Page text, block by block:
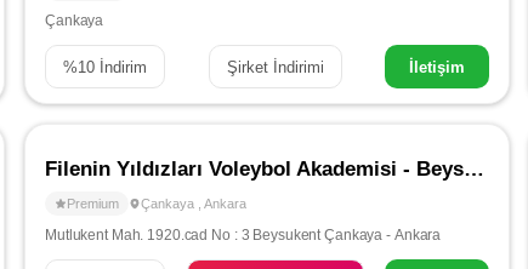
Çankaya
%10 İndirim Şirket İndirimi İletişim
Filenin Yıldızları Voleybol Akademisi - Beysukent / Çayyolu
Premium Çankaya Ankara
Mutlukent Mah. 1920.cad No : 3 Beysukent Çankaya - Ankara